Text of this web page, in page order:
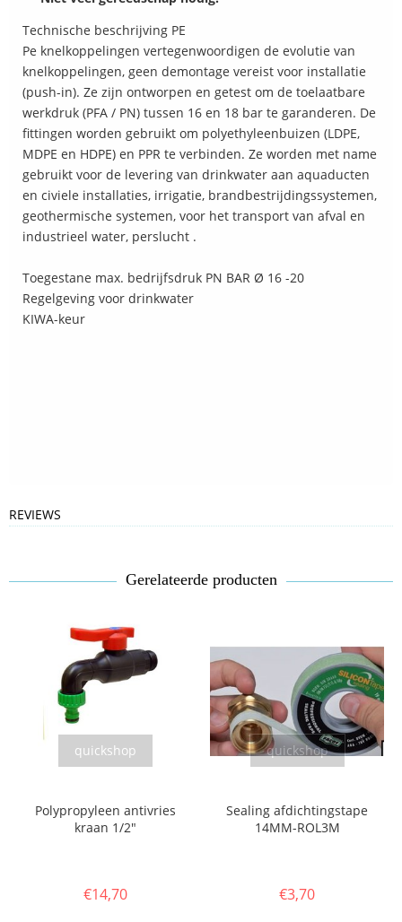
Technische beschrijving PE
Pe knelkoppelingen vertegenwoordigen de evolutie van
knelkoppelingen, geen demontage vereist voor installatie
(push-in). Ze zijn ontworpen en getest om de toelaatbare
werkdruk (PFA / PN) tussen 16 en 18 bar te garanderen. De
fittingen worden gebruikt om polyethyleenbuizen (LDPE,
MDPE en HDPE) en PPR te verbinden. Ze worden met name
gebruikt voor de levering van drinkwater aan aquaducten
en civiele installaties, irrigatie, brandbestrijdingssystemen,
geothermische systemen, voor het transport van afval en
industrieel water, perslucht .
Toegestane max. bedrijfsdruk PN BAR Ø 16 -20
Regelgeving voor drinkwater
KIWA-keur
REVIEWS
Gerelateerde producten
quickshop
Polypropyleen antivries
kraan 1/2"
€14,70
quickshop
Sealing afdichtingstape
14MM-ROL3M
€3,70